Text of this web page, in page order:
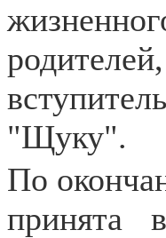
"Щуку".
По
принята